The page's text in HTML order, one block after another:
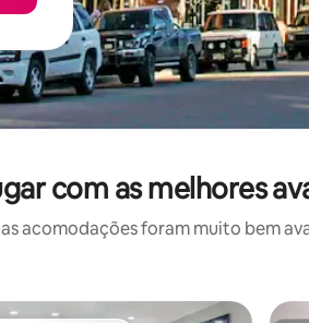
com as melhores
acomodações foram muito bem